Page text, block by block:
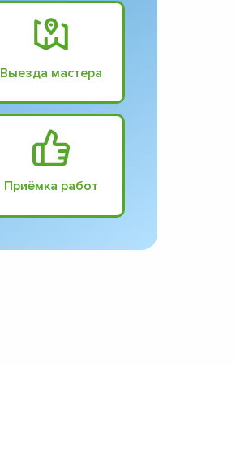
Выезда мастера
Приёмка работ